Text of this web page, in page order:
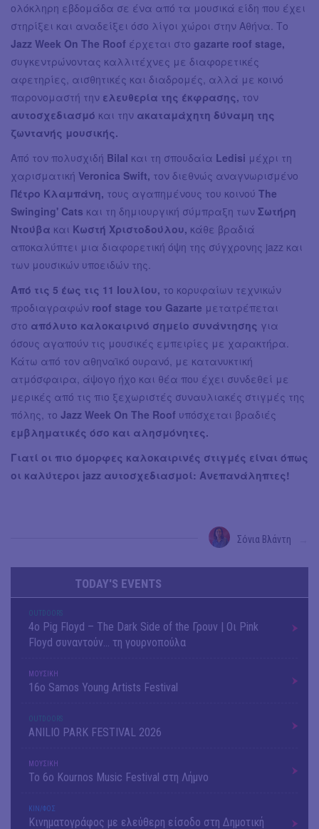
ολόκληρη εβδομάδα σε ένα από τα μουσικά είδη που έχει
στηρίξει και αναδείξει όσο λίγοι χώροι στην Αθήνα. Το
Jazz Week On The Roof έρχεται στο gazarte roof stage,
συγκεντρώνοντας καλλιτέχνες με διαφορετικές
αφετηρίες, αισθητικές και διαδρομές, αλλά με κοινό
παρονομαστή την ελευθερία της έκφρασης, τον
αυτοσχεδιασμό και την ακαταμάχητη δύναμη της
ζωντανής μουσικής.
Από τον πολυσχιδή Bilal και τη σπουδαία Ledisi μέχρι τη
χαρισματική Veronica Swift, τον διεθνώς αναγνωρισμένο
Πέτρο Κλαμπάνη, τους αγαπημένους του κοινού The
Swinging' Cats και τη δημιουργική σύμπραξη των Σωτήρη
Ντούβα και Κωστή Χριστοδούλου, κάθε βραδιά
αποκαλύπτει μια διαφορετική όψη της σύγχρονης jazz και
των μουσικών υποειδών της.
Από τις 5 έως τις 11 Ιουλίου, το κορυφαίων τεχνικών
προδιαγραφών roof stage του Gazarte μετατρέπεται
στο απόλυτο καλοκαιρινό σημείο συνάντησης για
όσους αγαπούν τις μουσικές εμπειρίες με χαρακτήρα.
Κάτω από τον αθηναϊκό ουρανό, με κατανυκτική
ατμόσφαιρα, άψογο ήχο και θέα που έχει συνδεθεί με
μερικές από τις πιο ξεχωριστές συναυλιακές στιγμές της
πόλης, το Jazz Week On The Roof υπόσχεται βραδιές
εμβληματικές όσο και αλησμόνητες.
Γιατί οι πιο όμορφες καλοκαιρινές στιγμές είναι όπως
οι καλύτεροι jazz αυτοσχεδιασμοί: Ανεπανάληπτες!
Σόνια Βλάντη
TODAY'S EVENTS
OUTDΟORS
4ο Pig Floyd – The Dark Side of the Γρουν | Οι Pink
Floyd συναντούν… τη γουρνοπούλα
ΜΟΥΣΙΚΗ
16o Samos Young Artists Festival
OUTDΟORS
ANILIO PARK FESTIVAL 2026
ΜΟΥΣΙΚΗ
Το 6ο Kournos Music Festival στη Λήμνο
ΚΙΝ/ΦΟΣ
Κινηματογράφος με ελεύθερη είσοδο στη Δημοτική